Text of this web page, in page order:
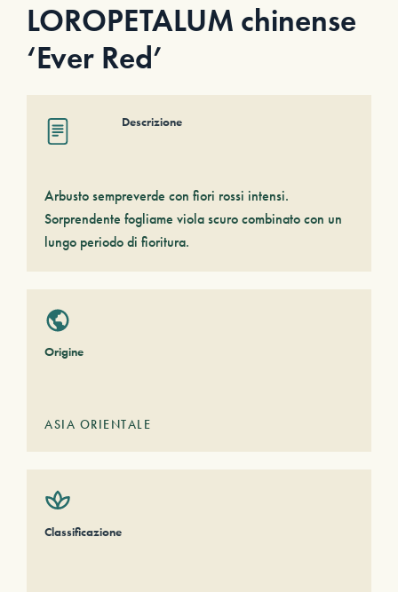
LOROPETALUM chinense
‘Ever Red’
Descrizione
Arbusto sempreverde con fiori rossi intensi.
Sorprendente fogliame viola scuro combinato con un
lungo periodo di fioritura.
Origine
ASIA ORIENTALE
Classificazione